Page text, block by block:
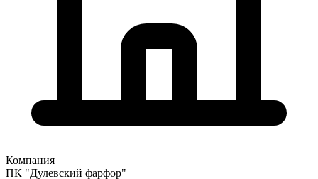
Компания
ПК "Дулевский фарфор"